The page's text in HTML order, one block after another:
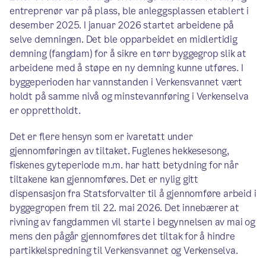
entreprenør var på plass, ble anleggsplassen etablert i
desember 2025. I januar 2026 startet arbeidene på
selve demningen. Det ble opparbeidet en midlertidig
demning (fangdam) for å sikre en tørr byggegrop slik at
arbeidene med å støpe en ny demning kunne utføres. I
byggeperioden har vannstanden i Verkensvannet vært
holdt på samme nivå og minstevannføring i Verkenselva
er opprettholdt.
Det er flere hensyn som er ivaretatt under
gjennomføringen av tiltaket. Fuglenes hekkesesong,
fiskenes gyteperiode m.m. har hatt betydning for når
tiltakene kan gjennomføres. Det er nylig gitt
dispensasjon fra Statsforvalter til å gjennomføre arbeid i
byggegropen frem til 22. mai 2026. Det innebærer at
rivning av fangdammen vil starte i begynnelsen av mai og
mens den pågår gjennomføres det tiltak for å hindre
partikkelspredning til Verkensvannet og Verkenselva.